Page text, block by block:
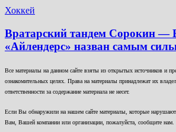
Хоккей
Вратарский тандем Сорокин —
«Айлендерс» назван самым
Все материалы на данном сайте взяты из открытых источников и
ознакомительных целях. Права на материалы принадлежат их
ответственности за содержание материала не несет.
Если Вы обнаружили на нашем сайте материалы, которые
Вам, Вашей компании или организации, пожалуйста, сообщите нам.